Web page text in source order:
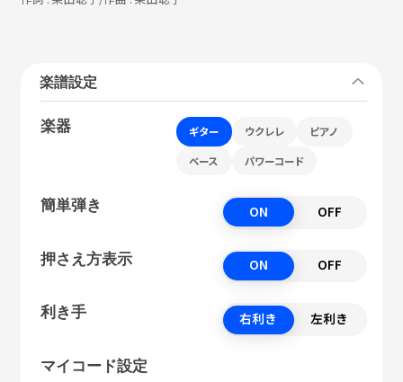
楽譜設定
楽器 ギター ウクレレ ピアノ
ベース パワーコード
簡単弾き ON OFF
押さえ方表示 ON OFF
利き手 右利き 左利き
マイコード設定